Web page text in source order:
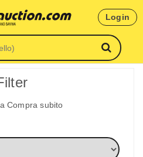
Login
Compra subito